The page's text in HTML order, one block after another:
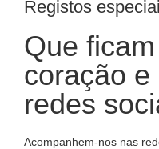
Registos
Que
coração
redes
Acompanhem-nos nas